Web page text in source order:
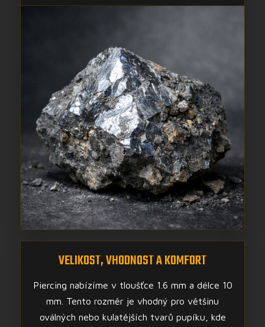
VELIKOST, VHODNOST A KOMFORT
Piercing nabízíme v tloušťce 1.6 mm a délce 10
mm. Tento rozměr je vhodný pro většinu
oválných nebo kulatějších tvarů pupíku, kde